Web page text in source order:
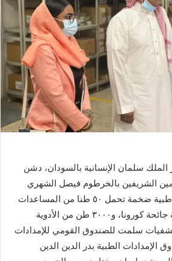
سلمان الإنسانية بالسودان، دشن
الشريفين بالخرطوم فيصل الشهري
اليوم الأحد تسليم قافلة طبية ضخمة تحمل ٥٠ طنا من المساعدات
الصحية والطبية لمواجهة جائحة كورونا، و٣٠٠٠ طن من الأدوية
سلمت للصندوق القومي للإمدادات
الإمدادات الطبية بدر الدين الدين